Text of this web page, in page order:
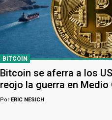
BITCOIN
Bitcoin se aferra a los
reojo la guerra en Medio
Por ERIC NESICH